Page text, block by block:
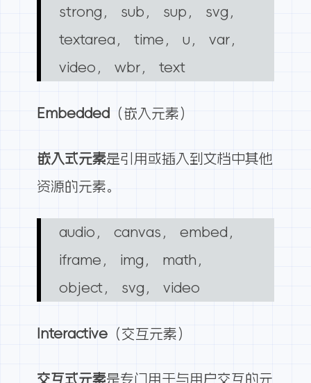
strong， sub， sup， svg，
textarea， time， u， var，
video， wbr， text
Embedded （嵌入元素）
嵌入式元素是引用或插入到文档中其他
资源的元素。
audio， canvas， embed，
iframe， img， math，
object， svg， video
Interactive（交互元素）
交互式元素是专门用于与用户交互的元